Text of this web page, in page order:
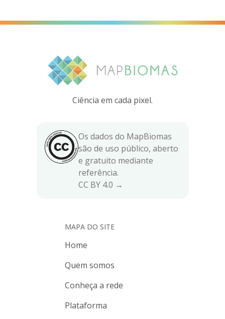
Ciência em cada pixel.
Os dados do MapBiomas
são de uso público, aberto
e gratuito mediante
referência.
CC BY 4.0 →
MAPA DO SITE
Home
Quem somos
Conheça a rede
Plataforma